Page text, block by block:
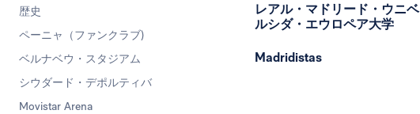
歴史
ペーニャ（ファンクラブ)
ベルナベウ・スタジアム
シウダード・デポルティバ
Movistar Arena
レアル・マドリード・ウニベ
ルシダ・エウロペア大学
Madridistas